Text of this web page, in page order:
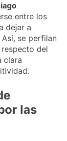
entre los
dejar a
se perfilan
respecto del
clara
las